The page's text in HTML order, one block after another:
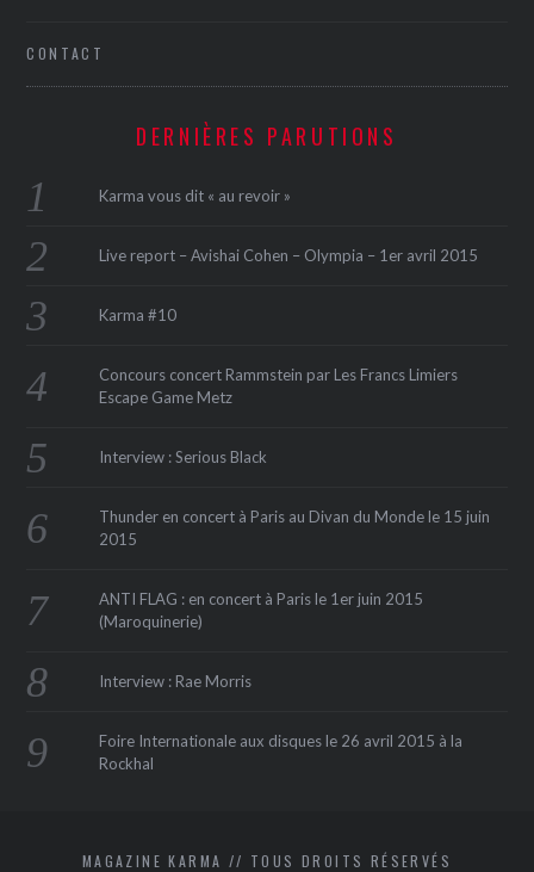
CONTACT
DERNIÈRES PARUTIONS
Karma vous dit « au revoir »
Live report – Avishai Cohen – Olympia – 1er avril 2015
Karma #10
Concours concert Rammstein par Les Francs Limiers
Escape Game Metz
Interview : Serious Black
Thunder en concert à Paris au Divan du Monde le 15 juin
2015
ANTI FLAG : en concert à Paris le 1er juin 2015
(Maroquinerie‏)
Interview : Rae Morris
Foire Internationale aux disques le 26 avril 2015 à la
Rockhal
MAGAZINE KARMA // TOUS DROITS RÉSERVÉS